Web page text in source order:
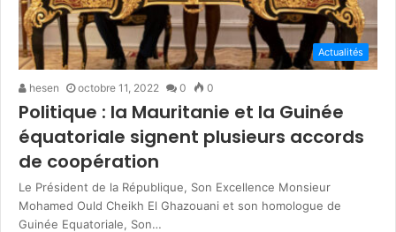
Actualités
hesen octobre 11, 2022 0 0
Politique : la Mauritanie et la Guinée
équatoriale signent plusieurs accords
de coopération
Le Président de la République, Son Excellence Monsieur
Mohamed Ould Cheikh El Ghazouani et son homologue de
Guinée Equatoriale, Son…